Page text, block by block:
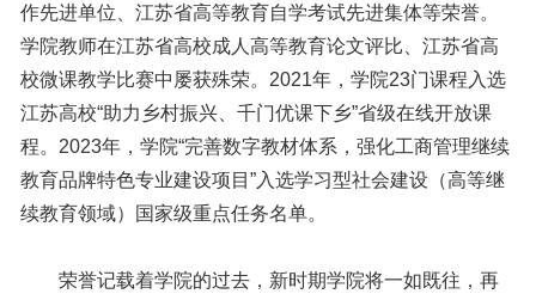
作先进单位、江苏省高等教育自学考试先进集体等荣誉。
学院教师在江苏省高校成人高等教育论文评比、江苏省高
校微课教学比赛中屡获殊荣。2021年，学院23门课程入选
江苏高校“助力乡村振兴、千门优课下乡”省级在线开放课
程。2023年，学院“完善数字教材体系，强化工商管理继续
教育品牌特色专业建设项目”入选学习型社会建设（高等继
续教育领域）国家级重点任务名单。
荣誉记载着学院的过去，新时期学院将一如既往，再